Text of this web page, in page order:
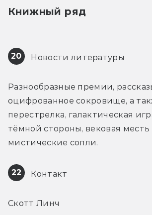
Книжный ряд
20 Новости литературы
Разнообразные премии,
оцифрованное сокровище, а
перестрелка, галактическая
тёмной стороны, вековая месть
мистические сопли.
22 Контакт
Скотт Линч